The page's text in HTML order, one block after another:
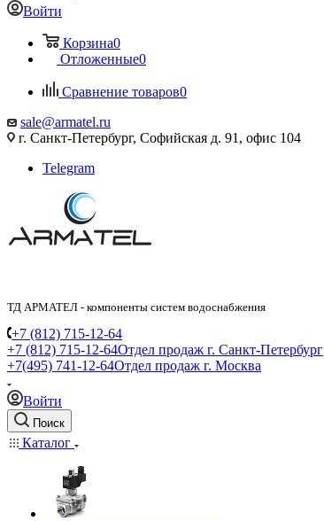
Войти
Корзина0
Отложенные0
Сравнение товаров0
sale@armatel.ru
г. Санкт-Петербург, Софийская д. 91, офис 104
Telegram
ТД АРМАТЕЛ - компоненты систем водоснабжения
+7 (812) 715-12-64
+7 (812) 715-12-64Отдел продаж г. Санкт-Петербург
+7(495) 741-12-64Отдел продаж г. Москва
Войти
Поиск
Каталог